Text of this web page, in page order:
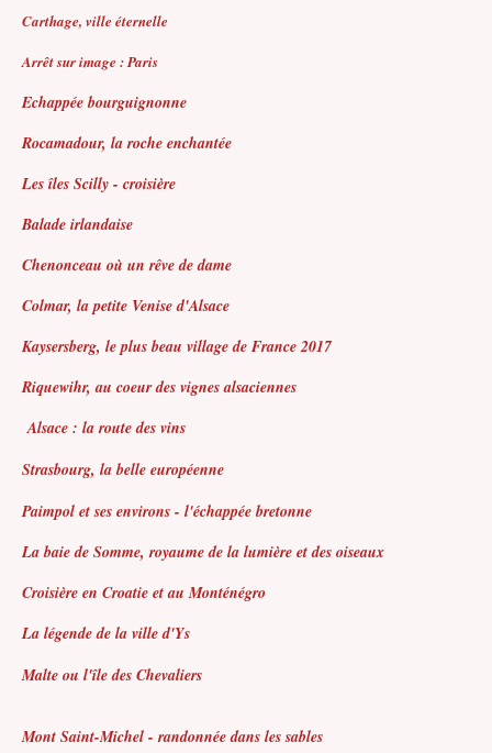
Carthage, ville éternelle
Arrêt sur image : Paris
Echappée bourguignonne
Rocamadour, la roche enchantée
Les îles Scilly - croisière
Balade irlandaise
Chenonceau où un rêve de dame
Colmar, la petite Venise d'Alsace
Kaysersberg, le plus beau village de France 2017
Riquewihr, au coeur des vignes alsaciennes
Alsace : la route des vins
Strasbourg, la belle européenne
Paimpol et ses environs - l'échappée bretonne
La baie de Somme, royaume de la lumière et des oiseaux
Croisière en Croatie et au Monténégro
La légende de la ville d'Ys
Malte ou l'île des Chevaliers
Mont Saint-Michel - randonnée dans les sables